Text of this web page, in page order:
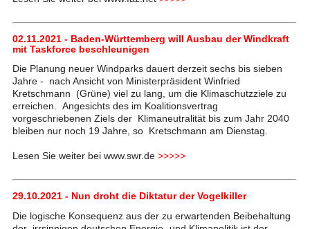
02.11.2021 - Baden-Württemberg will Ausbau der Windkraft
mit Taskforce beschleunigen
Die Planung neuer Windparks dauert derzeit sechs bis sieben
Jahre - nach Ansicht von Ministerpräsident Winfried
Kretschmann (Grüne) viel zu lang, um die Klimaschutzziele zu
erreichen. Angesichts des im Koalitionsvertrag
vorgeschriebenen Ziels der Klimaneutralität bis zum Jahr 2040
bleiben nur noch 19 Jahre, so Kretschmann am Dienstag.
Lesen Sie weiter bei www.swr.de >>>>>
29.10.2021 - Nun droht die Diktatur der Vogelkiller
Die logische Konsequenz aus der zu erwartenden Beibehaltung